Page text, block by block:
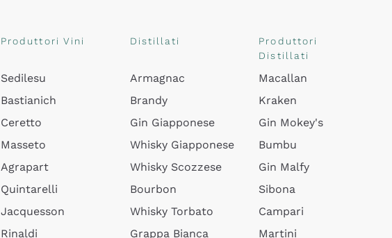
Produttori Vini
Sedilesu
Bastianich
Ceretto
Masseto
Agrapart
Quintarelli
Jacquesson
Rinaldi
Distillati
Armagnac
Brandy
Gin Giapponese
Whisky Giapponese
Whisky Scozzese
Bourbon
Whisky Torbato
Grappa Bianca
Produttori
Distillati
Macallan
Kraken
Gin Mokey's
Bumbu
Gin Malfy
Sibona
Campari
Martini